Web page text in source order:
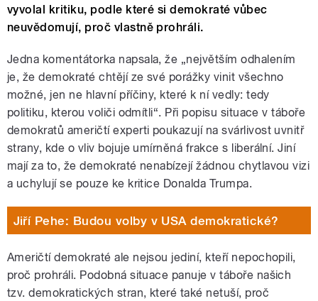
vyvolal kritiku, podle které si demokraté vůbec
neuvědomují, proč vlastně prohráli.
Jedna komentátorka napsala, že „největším odhalením
je, že demokraté chtějí ze své porážky vinit všechno
možné, jen ne hlavní příčiny, které k ní vedly: tedy
politiku, kterou voliči odmítli“. Při popisu situace v táboře
demokratů američtí experti poukazují na svárlivost uvnitř
strany, kde o vliv bojuje umírněná frakce s liberální. Jiní
mají za to, že demokraté nenabízejí žádnou chytlavou vizi
a uchylují se pouze ke kritice Donalda Trumpa.
Jiří Pehe: Budou volby v USA demokratické?
Američtí demokraté ale nejsou jediní, kteří nepochopili,
proč prohráli. Podobná situace panuje v táboře našich
tzv. demokratických stran, které také netuší, proč